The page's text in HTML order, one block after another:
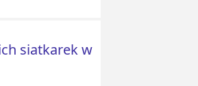
siatkarek w